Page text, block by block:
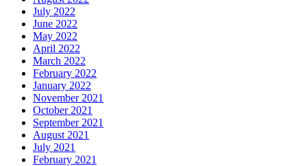
July 2022
June 2022
May 2022
April 2022
March 2022
February 2022
January 2022
November 2021
October 2021
September 2021
August 2021
July 2021
February 2021